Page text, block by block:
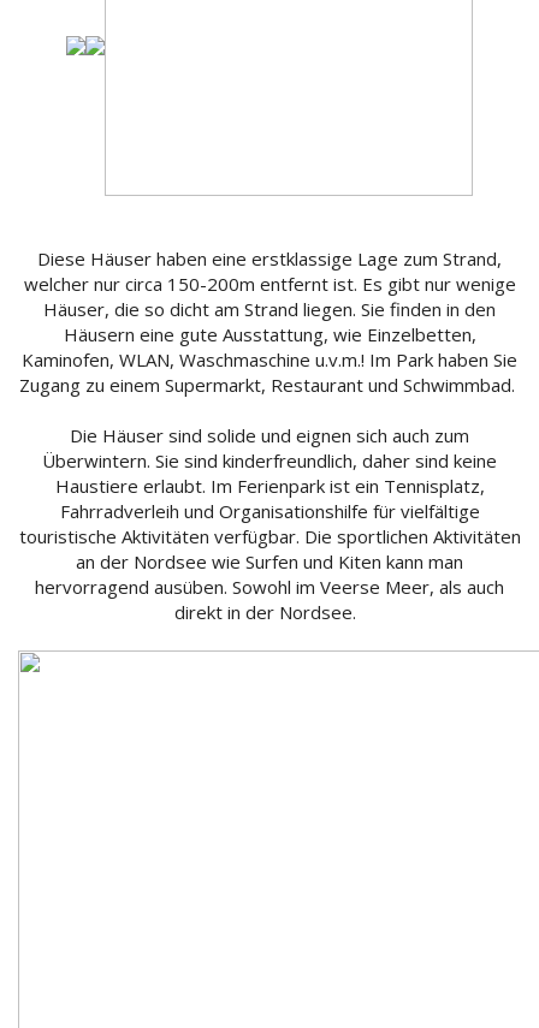
Diese Häuser haben eine erstklassige Lage zum Strand,
welcher nur circa 150-200m entfernt ist. Es gibt nur wenige
Häuser, die so dicht am Strand liegen. Sie finden in den
Häusern eine gute Ausstattung, wie Einzelbetten,
Kaminofen, WLAN, Waschmaschine u.v.m.! Im Park haben Sie
Zugang zu einem Supermarkt, Restaurant und Schwimmbad.
Die Häuser sind solide und eignen sich auch zum
Überwintern. Sie sind kinderfreundlich, daher sind keine
Haustiere erlaubt. Im Ferienpark ist ein Tennisplatz,
Fahrradverleih und Organisationshilfe für vielfältige
touristische Aktivitäten verfügbar. Die sportlichen Aktivitäten
an der Nordsee wie Surfen und Kiten kann man
hervorragend ausüben. Sowohl im Veerse Meer, als auch
direkt in der Nordsee.